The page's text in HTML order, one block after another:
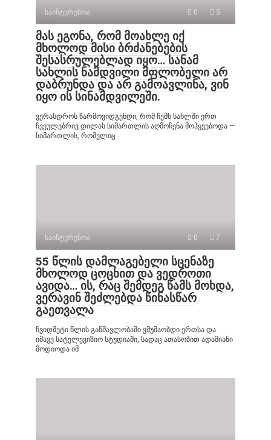
საინტერესოა 0 5
მას ეგონა, რომ მოახლე იქ
მხოლოდ მისი ბრძანებების
შესასრულებლად იყო… სანამ
სახლის ნამდვილი მფლობელი არ
დაბრუნდა და არ გამოავლინა, ვინ
იყო ის სინამდვილეში.
ვერასდროს წარმოვიდგენდი, რომ ჩემს სახლში ერთ
ჩვეულებრივ დილას სიმართლის აღმოჩენა მოჰყვებოდა —
სიმართლის, რომელიც
საინტერესოა 0 7
55 წლის დამლაგებელი სცენაზე
მხოლოდ ცოცხით და ვედროთი
ავიდა… ის, რაც შემდეგ წამს მოხდა,
ვერავინ შეძლებდა წინასწარ
გაეთვალა
ჩვიდმეტი წლის განმავლობაში ვმუშაობდი ერთსა და
იმავე სატელევიზიო სტუდიაში, სადაც ათასობით ადამიანი
მოდიოდა იმ